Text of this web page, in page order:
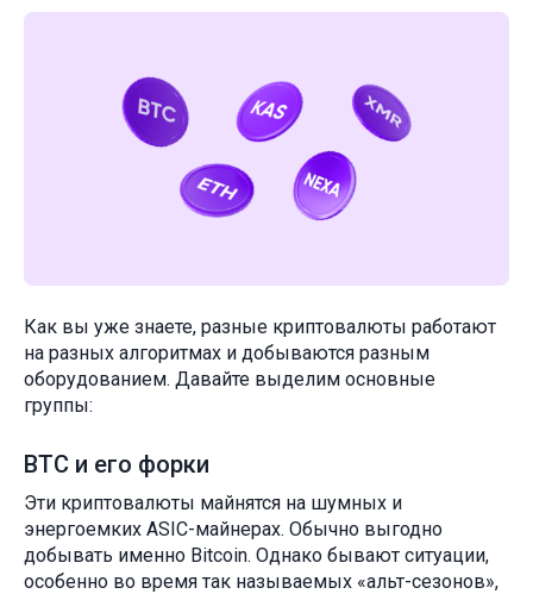
Как вы уже знаете, разные криптовалюты работают
на разных алгоритмах и добываются разным
оборудованием. Давайте выделим основные
группы:
BTC и его форки
Эти криптовалюты майнятся на шумных и
энергоемких ASIC-майнерах. Обычно выгодно
добывать именно Bitcoin. Однако бывают ситуации,
особенно во время так называемых «альт-сезонов»,